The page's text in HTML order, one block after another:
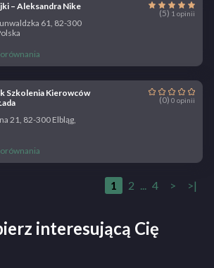
– Aleksandra Nike
(5) 1 opinii
61, 82-300
Szkolenia Kierowców
(0) 0 opinii
21, 82-300 Elbląg,
1 2 ... 4 > >|
interesującą Cię